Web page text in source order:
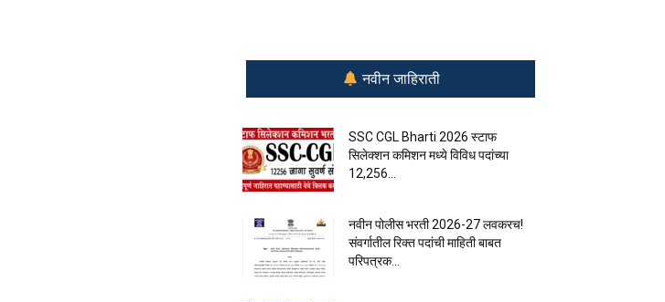
नवीन जाहिराती
SSC CGL Bharti 2026 स्टाफ
सिलेक्शन कमिशन मध्ये विविध पदांच्या
12,256...
नवीन पोलीस भरती 2026-27 लवकरच!
संवर्गातील रिक्त पदांची माहिती बाबत
परिपत्रक...